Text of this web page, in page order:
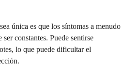
única es que los síntomas a menudo
constantes. Puede sentirse
lo que puede dificultar el